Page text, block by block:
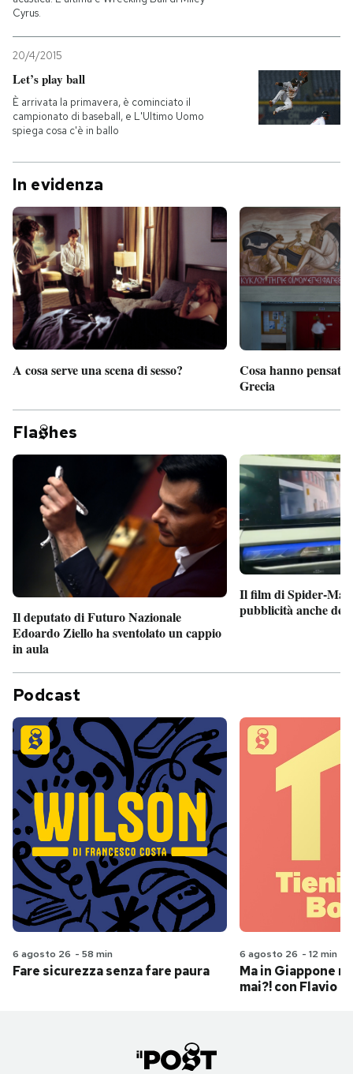
Cyrus.
20/4/2015
Let’s play ball
È arrivata la primavera, è cominciato il
campionato di baseball, e L'Ultimo Uomo
spiega cosa c'è in ballo
In evidenza
A cosa serve una scena di sesso?
Cosa hanno pensato
Grecia
Fla hes
Il deputato di Futuro Nazionale
Edoardo Ziello ha sventolato un cappio
in aula
Il film di Spider-Man
pubblicità anche
Podcast
6 agosto 26 - 58 min
Fare sicurezza senza fare paura
6 agosto 26 - 12 min
Ma in Giappone
mai?! con Flavio